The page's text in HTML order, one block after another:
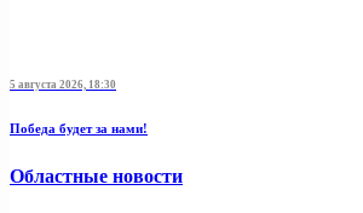
5 августа 2026, 18:30
Победа будет за нами!
Областные новости